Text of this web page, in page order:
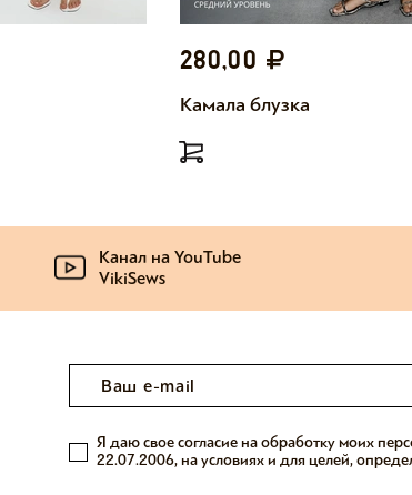
280,00
Камала блузка
Канал на YouTube
VikiSews
Я даю свое согласие на обработку моих
22.07.2006, на условиях и для целей,